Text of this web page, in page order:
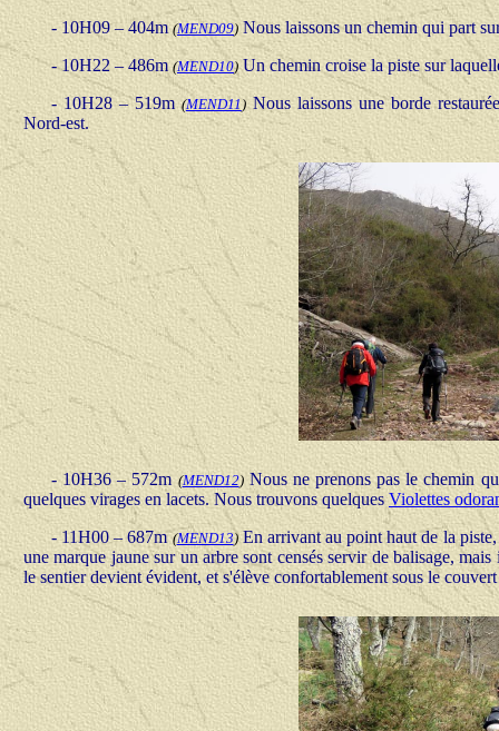
- 10H09 – 404m(MEND09) Nous laissons un chemin qui part
- 10H22 – 486m(MEND10) Un chemin croise la piste sur
- 10H28 – 519m(MEND11) Nous laissons une borde
Nord-est.
- 10H36 – 572m(MEND12)Nous ne prenons pas le chemin
quelques virages en lacets. Nous trouvons quelquesViolettes
- 11H00 – 687m(MEND13) En arrivant au point haut de la
une marque jaune sur un arbre sont censés servir de balisage,
le sentier devient évident, et s'élève confortablement sous le